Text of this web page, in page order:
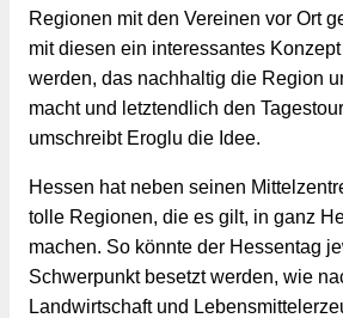
Regionen mit den Vereinen vor Ort
mit diesen ein interessantes
werden, das nachhaltig die Region
macht und letztendlich den
umschreibt Eroglu die Idee.
Hessen hat neben seinen
tolle Regionen, die es gilt, in ganz
machen. So könnte der Hessentag
Schwerpunkt besetzt werden, wie
Landwirtschaft und